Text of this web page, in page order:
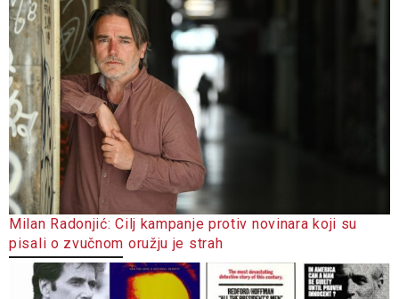
Milan Radonjić: Cilj kampanje protiv novinara koji su
pisali o zvučnom oružju je strah